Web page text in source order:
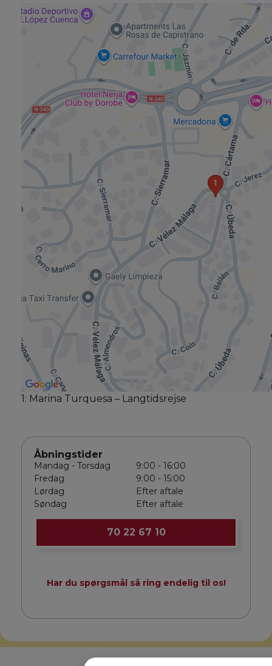
1: Marina Turquesa – Langtidsrejse
Åbningstider
Mandag - Torsdag
Fredag
Lørdag
Søndag
9:00 - 16:00
9:00 - 15:00
Efter aftale
Efter aftale
70 22 67 10
Har du spørgsmål så ring endelig til os!